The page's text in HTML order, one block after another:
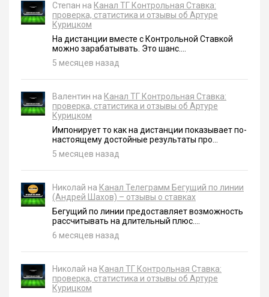
Степан на Канал ТГ Контрольная Ставка:
проверка, статистика и отзывы об Артуре
Курицком
На дистанции вместе с Контрольной Ставкой
можно зарабатывать. Это шанс....
5 месяцев назад
Валентин на Канал ТГ Контрольная Ставка:
проверка, статистика и отзывы об Артуре
Курицком
Импонирует то как на дистанции показывает по-
настоящему достойные результаты про...
5 месяцев назад
Николай на Канал Телеграмм Бегущий по линии
(Андрей Шахов) – отзывы о ставках
Бегущий по линии предоставляет возможность
рассчитывать на длительный плюс....
6 месяцев назад
Николай на Канал ТГ Контрольная Ставка:
проверка, статистика и отзывы об Артуре
Курицком